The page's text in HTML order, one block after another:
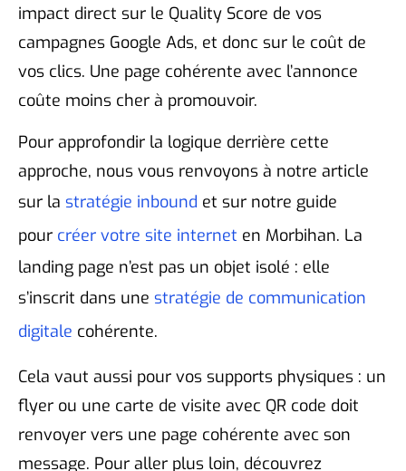
impact direct sur le Quality Score de vos
campagnes Google Ads, et donc sur le coût de
vos clics. Une page cohérente avec l’annonce
coûte moins cher à promouvoir.
Pour approfondir la logique derrière cette
approche, nous vous renvoyons à notre article
sur la stratégie inbound et sur notre guide
pour créer votre site internet en Morbihan. La
landing page n’est pas un objet isolé : elle
s’inscrit dans une stratégie de communication
digitale cohérente.
Cela vaut aussi pour vos supports physiques : un
flyer ou une carte de visite avec QR code doit
renvoyer vers une page cohérente avec son
message. Pour aller plus loin, découvrez